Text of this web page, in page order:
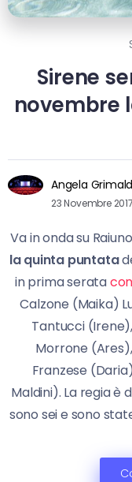
Sirene
novembre
Angela
23 Novembre 2017
Va in onda su
la quinta puntata
in prima serata
Calzone (Maika)
Tantucci
Morrone
Franzese
Maldini). La regia è
sono sei e sono